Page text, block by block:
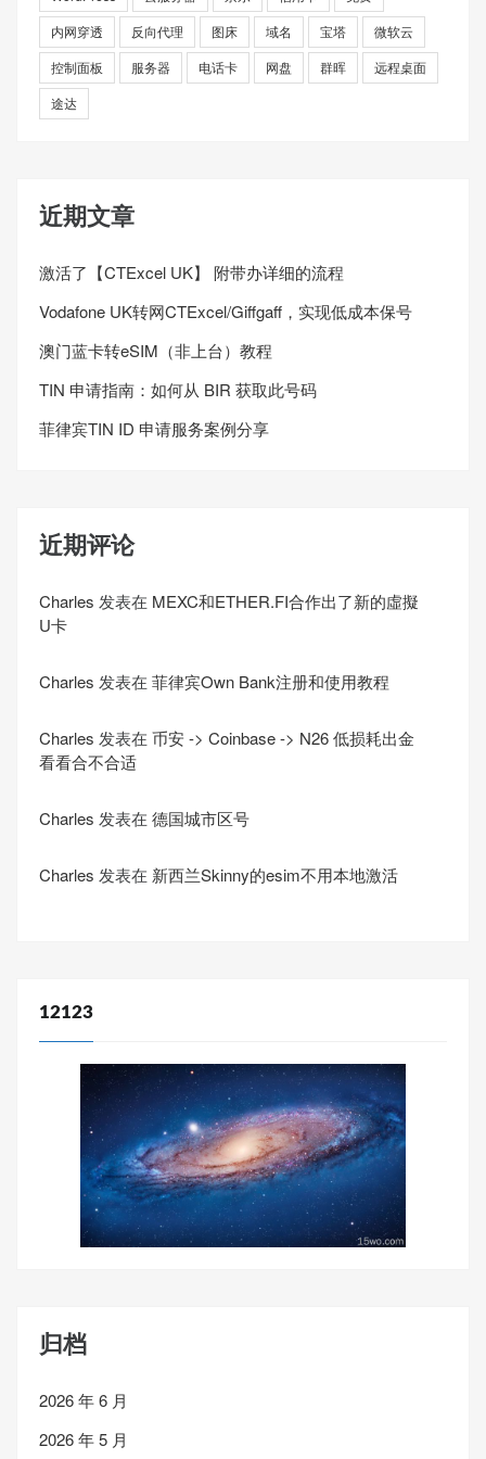
内网穿透
反向代理 图床 域名 宝塔
微软云
控制面板
服务器 电话卡 网盘 群晖
远程桌面
途达
近期文章
激活了【CTExcel UK】 附带办详细的流程
Vodafone UK转网CTExcel/Giffgaff，实现低成本保号
澳门蓝卡转eSIM（非上台）教程
TIN 申请指南：如何从 BIR 获取此号码
菲律宾TIN ID 申请服务案例分享
近期评论
Charles 发表在 MEXC和ETHER.FI合作出了新的虛擬
U卡
Charles 发表在 菲律宾Own Bank注册和使用教程
Charles 发表在 币安 -> Coinbase -> N26 低损耗出金
看看合不合适
Charles 发表在 德国城市区号
Charles 发表在 新西兰Skinny的esim不用本地激活
12123
归档
2026 年 6 月
2026 年 5 月